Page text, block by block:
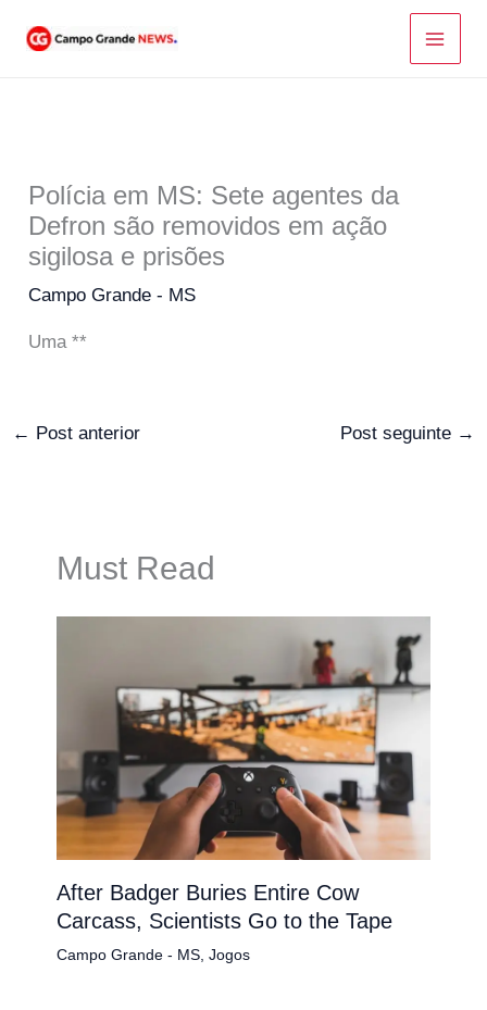
para
Polícia em MS: Sete agentes da
Defron são removidos em ação
sigilosa e prisões
Campo Grande - MS
Uma **
← Post anterior Post seguinte →
Must Read
After Badger Buries Entire Cow
Carcass, Scientists Go to the Tape
Campo Grande - MS, Jogos